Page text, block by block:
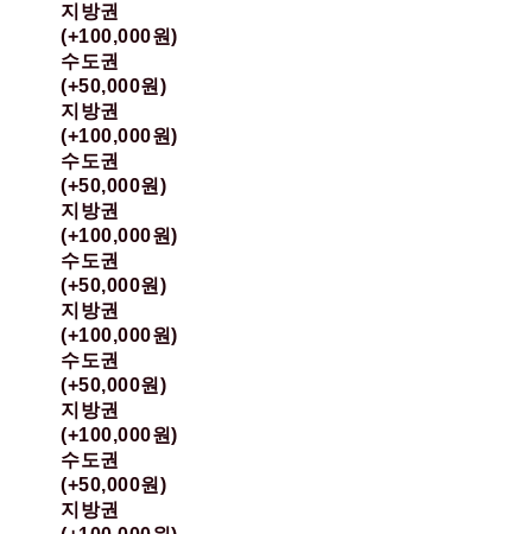
지방권
(+100,000원)
수도권
(+50,000원)
지방권
(+100,000원)
수도권
(+50,000원)
지방권
(+100,000원)
수도권
(+50,000원)
지방권
(+100,000원)
수도권
(+50,000원)
지방권
(+100,000원)
수도권
(+50,000원)
지방권